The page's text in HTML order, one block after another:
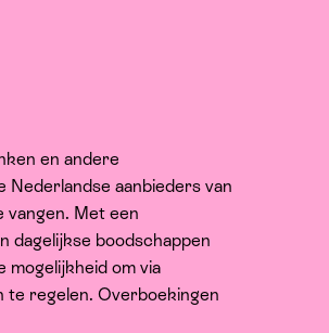
en andere
Nederlandse aanbieders van
vangen. Met een
dagelijkse boodschappen
mogelijkheid om via
te regelen. Overboekingen